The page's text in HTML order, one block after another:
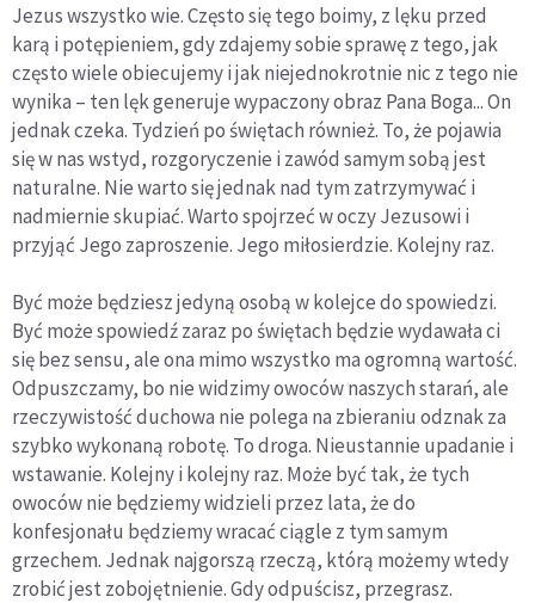
Jezus wszystko wie. Często się tego boimy, z lęku przed
karą i potępieniem, gdy zdajemy sobie sprawę z tego, jak
często wiele obiecujemy i jak niejednokrotnie nic z tego nie
wynika – ten lęk generuje wypaczony obraz Pana Boga... On
jednak czeka. Tydzień po świętach również. To, że pojawia
się w nas wstyd, rozgoryczenie i zawód samym sobą jest
naturalne. Nie warto się jednak nad tym zatrzymywać i
nadmiernie skupiać. Warto spojrzeć w oczy Jezusowi i
przyjąć Jego zaproszenie. Jego miłosierdzie. Kolejny raz.
Być może będziesz jedyną osobą w kolejce do spowiedzi.
Być może spowiedź zaraz po świętach będzie wydawała ci
się bez sensu, ale ona mimo wszystko ma ogromną wartość.
Odpuszczamy, bo nie widzimy owoców naszych starań, ale
rzeczywistość duchowa nie polega na zbieraniu odznak za
szybko wykonaną robotę. To droga. Nieustannie upadanie i
wstawanie. Kolejny i kolejny raz. Może być tak, że tych
owoców nie będziemy widzieli przez lata, że do
konfesjonału będziemy wracać ciągle z tym samym
grzechem. Jednak najgorszą rzeczą, którą możemy wtedy
zrobić jest zobojętnienie. Gdy odpuścisz, przegrasz.